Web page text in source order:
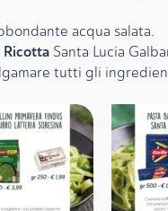
acqua salata.
Ricotta Santa Lucia
tutti gli